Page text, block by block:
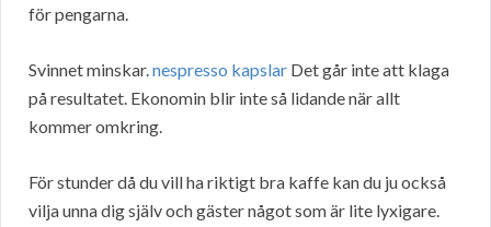
för pengarna.
Svinnet minskar.nespresso kapslar Det går inte att klaga
på resultatet. Ekonomin blir inte så lidande när allt
kommer omkring.
För stunder då du vill ha riktigt bra kaffe kan du ju också
vilja unna dig själv och gäster något som är lite lyxigare.